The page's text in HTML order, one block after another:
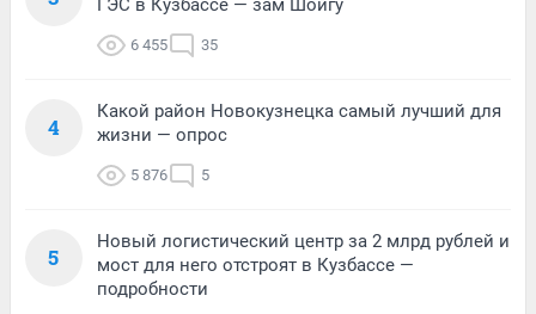
ГЭС в Кузбассе — зам Шойгу
6 455 35
4
Какой район Новокузнецка самый лучший для
жизни — опрос
5 876 5
5
Новый логистический центр за 2 млрд рублей и
мост для него отстроят в Кузбассе —
подробности